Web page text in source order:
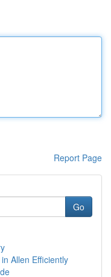
Report Page
Go
Allen Efficiently